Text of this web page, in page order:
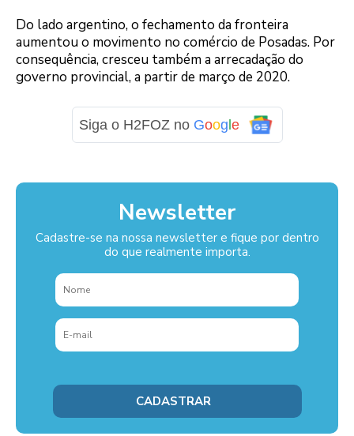
Do lado argentino, o fechamento da fronteira
aumentou o movimento no comércio de Posadas. Por
consequência, cresceu também a arrecadação do
governo provincial, a partir de março de 2020.
Siga o H2FOZ no Google
Newsletter
Cadastre-se na nossa newsletter e fique por dentro
do que realmente importa.